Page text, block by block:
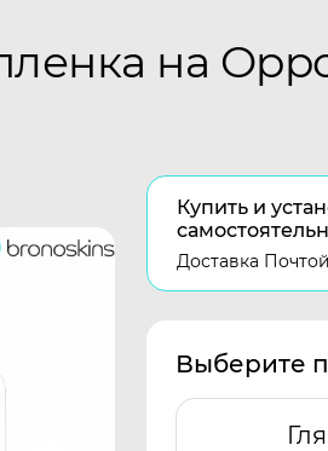
на
Купить и
Доставка
Выберите